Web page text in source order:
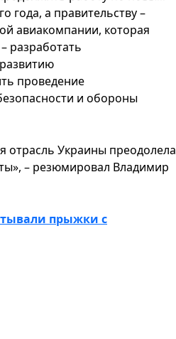
года, а правительству –
авиакомпании, которая
разработать
проведение
и обороны
отрасль Украины преодолела
– резюмировал Владимир
прыжки с